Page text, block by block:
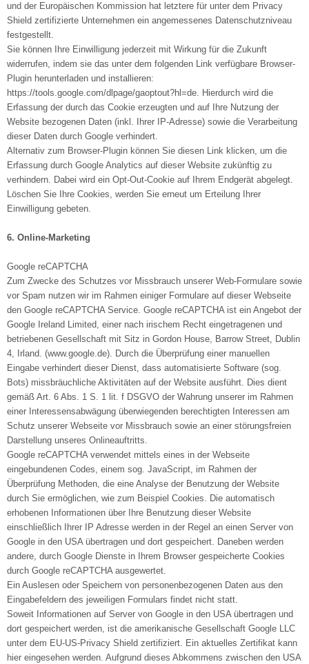
und der Europäischen Kommission hat letztere für unter dem Privacy
Shield zertifizierte Unternehmen ein angemessenes Datenschutzniveau
festgestellt.
Sie können Ihre Einwilligung jederzeit mit Wirkung für die Zukunft
widerrufen, indem sie das unter dem folgenden Link verfügbare Browser-
Plugin herunterladen und installieren:
https://tools.google.com/dlpage/gaoptout?hl=de. Hierdurch wird die
Erfassung der durch das Cookie erzeugten und auf Ihre Nutzung der
Website bezogenen Daten (inkl. Ihrer IP-Adresse) sowie die Verarbeitung
dieser Daten durch Google verhindert.
Alternativ zum Browser-Plugin können Sie diesen Link klicken, um die
Erfassung durch Google Analytics auf dieser Website zukünftig zu
verhindern. Dabei wird ein Opt-Out-Cookie auf Ihrem Endgerät abgelegt.
Löschen Sie Ihre Cookies, werden Sie erneut um Erteilung Ihrer
Einwilligung gebeten.
6. Online-Marketing
Google reCAPTCHA
Zum Zwecke des Schutzes vor Missbrauch unserer Web-Formulare sowie
vor Spam nutzen wir im Rahmen einiger Formulare auf dieser Webseite
den Google reCAPTCHA Service. Google reCAPTCHA ist ein Angebot der
Google Ireland Limited, einer nach irischem Recht eingetragenen und
betriebenen Gesellschaft mit Sitz in Gordon House, Barrow Street, Dublin
4, Irland. (www.google.de). Durch die Überprüfung einer manuellen
Eingabe verhindert dieser Dienst, dass automatisierte Software (sog.
Bots) missbräuchliche Aktivitäten auf der Website ausführt. Dies dient
gemäß Art. 6 Abs. 1 S. 1 lit. f DSGVO der Wahrung unserer im Rahmen
einer Interessensabwägung überwiegenden berechtigten Interessen am
Schutz unserer Webseite vor Missbrauch sowie an einer störungsfreien
Darstellung unseres Onlineauftritts.
Google reCAPTCHA verwendet mittels eines in der Webseite
eingebundenen Codes, einem sog. JavaScript, im Rahmen der
Überprüfung Methoden, die eine Analyse der Benutzung der Website
durch Sie ermöglichen, wie zum Beispiel Cookies. Die automatisch
erhobenen Informationen über Ihre Benutzung dieser Website
einschließlich Ihrer IP Adresse werden in der Regel an einen Server von
Google in den USA übertragen und dort gespeichert. Daneben werden
andere, durch Google Dienste in Ihrem Browser gespeicherte Cookies
durch Google reCAPTCHA ausgewertet.
Ein Auslesen oder Speichern von personenbezogenen Daten aus den
Eingabefeldern des jeweiligen Formulars findet nicht statt.
Soweit Informationen auf Server von Google in den USA übertragen und
dort gespeichert werden, ist die amerikanische Gesellschaft Google LLC
unter dem EU-US-Privacy Shield zertifiziert. Ein aktuelles Zertifikat kann
hier eingesehen werden. Aufgrund dieses Abkommens zwischen den USA